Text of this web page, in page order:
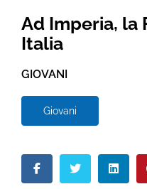
Ad Imperia, la
Italia
GIOVANI
Giovani